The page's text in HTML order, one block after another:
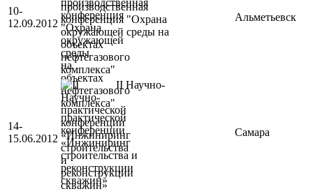
10-
12.09.2012
производственная
конференция "Охрана
окружающей среды на
объектах
нефтегазового
комплекса"
Альметьевск
14-
15.06.2012
II Научно-
практической
конференции
«Инжиниринг
строительства и
реконструкции
скважин»
Самара